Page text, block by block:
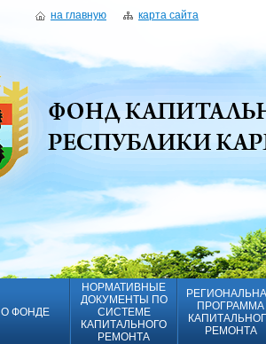
на главную карта сайта
О ФОНДЕ
НОРМАТИВНЫЕ
ДОКУМЕНТЫ ПО
СИСТЕМЕ
КАПИТАЛЬНОГО
РЕМОНТА
ПРОГРАММА
РЕМОНТА